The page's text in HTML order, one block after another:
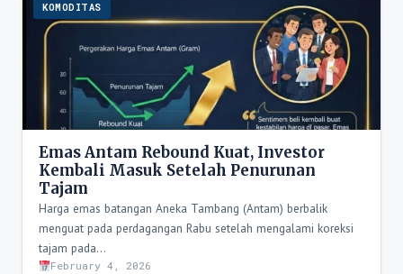
KOMODITAS
Emas Antam Rebound Kuat, Investor
Kembali Masuk Setelah Penurunan
Tajam
Harga emas batangan Aneka Tambang (Antam) berbalik
menguat pada perdagangan Rabu setelah mengalami koreksi
tajam pada…
February 4, 2026